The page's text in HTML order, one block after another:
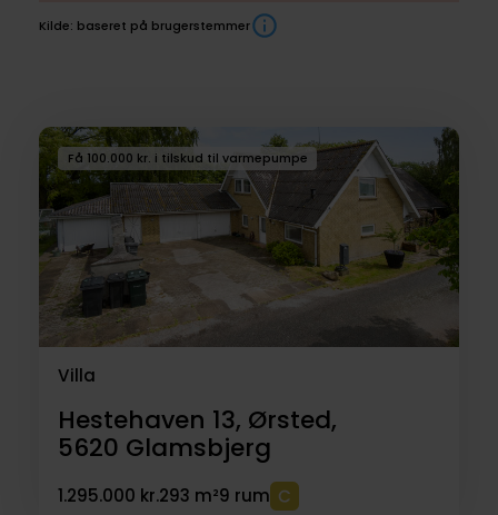
Kilde: baseret på brugerstemmer
Boliger
til
salg
Få 100.000 kr. i tilskud til varmepumpe
Villa
Hestehaven 13, Ørsted,
5620 Glamsbjerg
1.295.000 kr.293 m²9 rum